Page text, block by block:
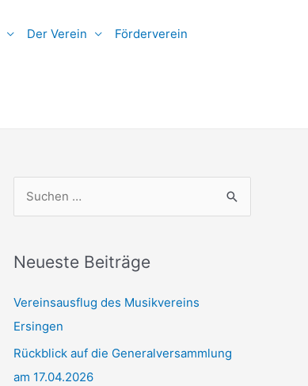
Der Verein Förderverein
h
n
n
a
c
Neueste Beiträge
Vereinsausflug des Musikvereins
Ersingen
Rückblick auf die Generalversammlung
am 17.04.2026